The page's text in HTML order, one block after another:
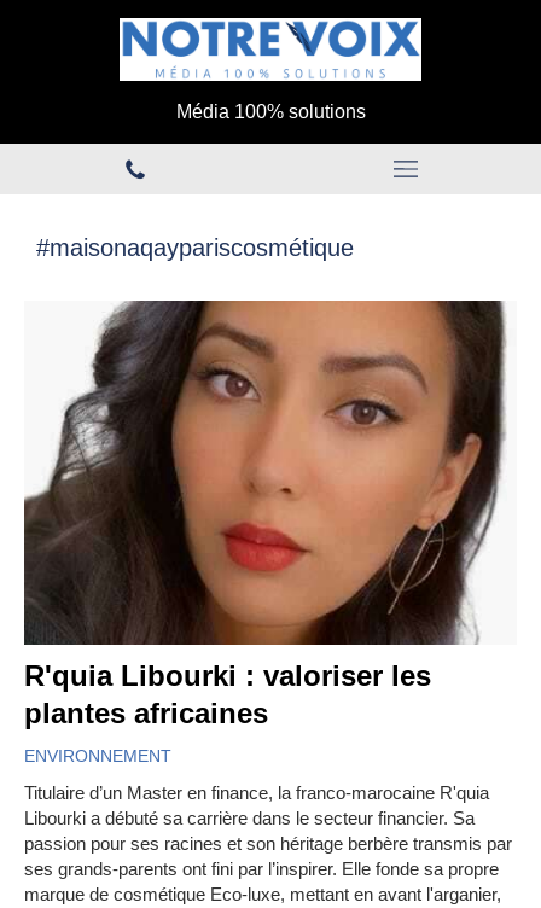
Média 100% solutions
#maisonaqaypariscosmétique
R'quia Libourki : valoriser les
plantes africaines
ENVIRONNEMENT
Titulaire d’un Master en finance, la franco-marocaine R'quia
Libourki a débuté sa carrière dans le secteur financier. Sa
passion pour ses racines et son héritage berbère transmis par
ses grands-parents ont fini par l’inspirer. Elle fonde sa propre
marque de cosmétique Eco-luxe, mettant en avant l'arganier,